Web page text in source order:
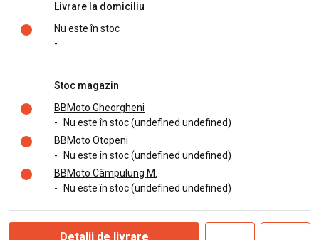
Livrare la domiciliu
Nu este în stoc
-
Stoc magazin
BBMoto Gheorgheni
-
Nu este în stoc (undefined undefined)
BBMoto Otopeni
-
Nu este în stoc (undefined undefined)
BBMoto Câmpulung M.
-
Nu este în stoc (undefined undefined)
Detalii de livrare